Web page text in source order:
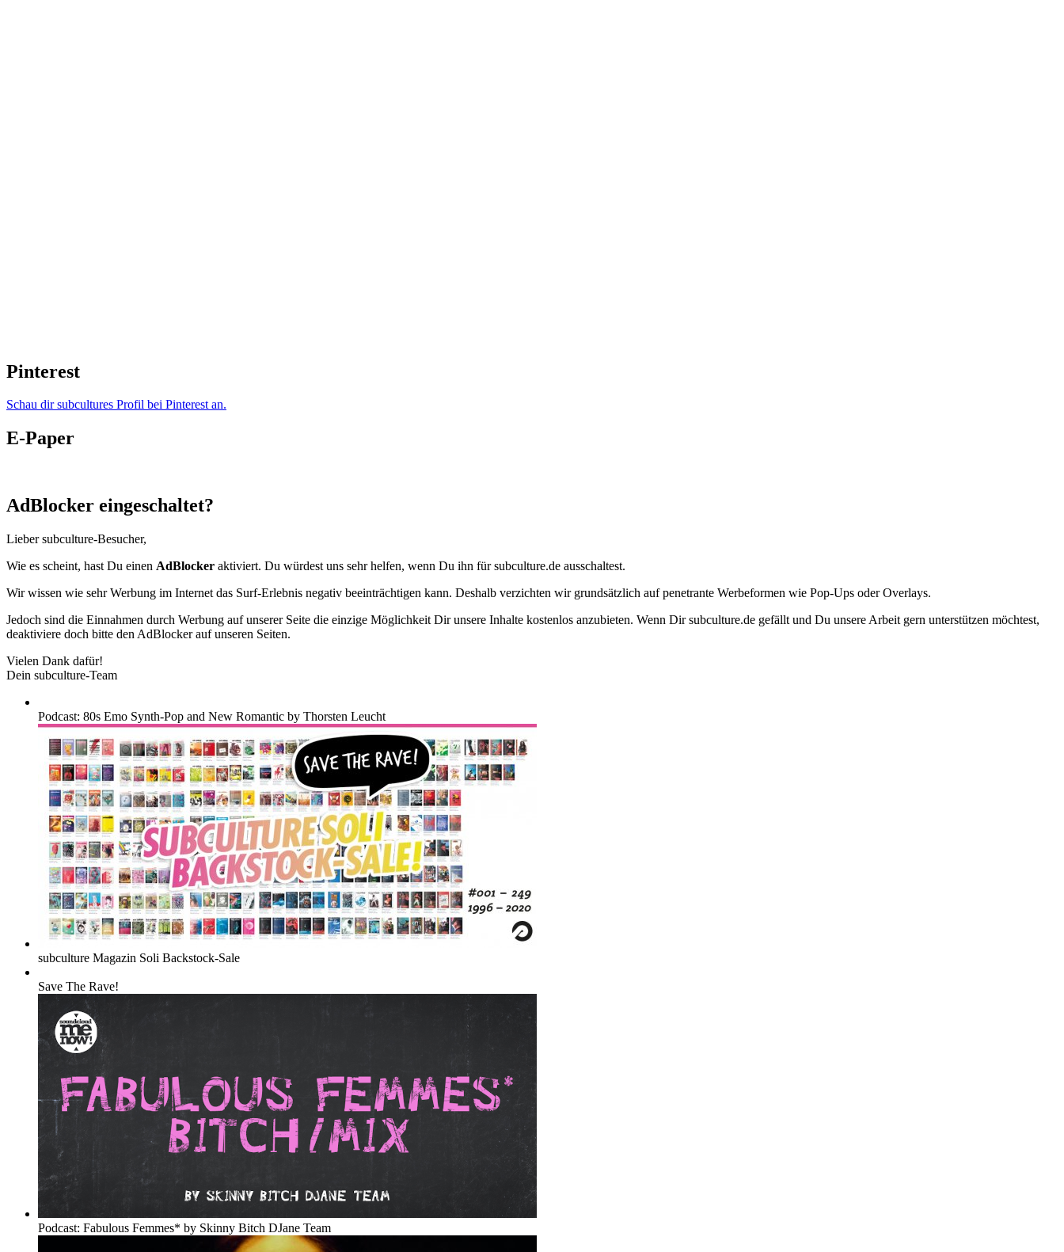
Pinterest
Schau dir subcultures Profil bei Pinterest an.
E-Paper
AdBlocker eingeschaltet?
Lieber subculture-Besucher,
Wie es scheint, hast Du einen AdBlocker aktiviert. Du würdest uns sehr helfen, wenn Du ihn für subculture.de ausschaltest.
Wir wissen wie sehr Werbung im Internet das Surf-Erlebnis negativ beeinträchtigen kann. Deshalb verzichten wir grundsätzlich auf penetrante Werbeformen wie Pop-Ups oder Overlays.
Jedoch sind die Einnahmen durch Werbung auf unserer Seite die einzige Möglichkeit Dir unsere Inhalte kostenlos anzubieten. Wenn Dir subculture.de gefällt und Du unsere Arbeit gern unterstützen möchtest,
deaktiviere doch bitte den AdBlocker auf unseren Seiten.
Vielen Dank dafür!
Dein subculture-Team
Podcast: 80s Emo Synth-Pop and New Romantic by Thorsten Leucht
subculture Magazin Soli Backstock-Sale
Save The Rave!
Podcast: Fabulous Femmes* by Skinny Bitch DJane Team